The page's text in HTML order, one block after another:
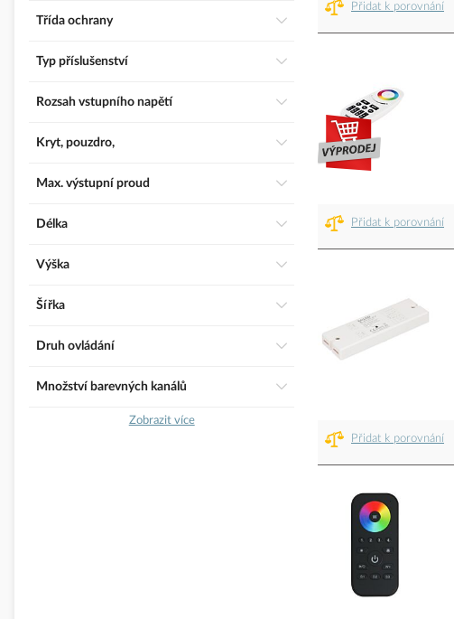
Přidat k porovnání
Přidat k porovnání
Přidat k porovnání
třída ochrany
Typ příslušenství
Rozsah vstupního napětí
Kryt, pouzdro,
Max. výstupní proud
Délka
Výška
Šířka
Druh ovládání
Množství barevných kanálů
Zobrazit více